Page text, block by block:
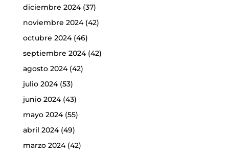
diciembre 2024(37)
noviembre 2024(42)
octubre 2024(46)
septiembre 2024(42)
agosto 2024(42)
julio 2024(53)
junio 2024(43)
mayo 2024(55)
abril 2024(49)
marzo 2024(42)